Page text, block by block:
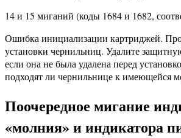
14 и 15 миганий (коды 1684 и 1682,
Ошибка инициализации картриджей.
установки чернильниц. Удалите
если она не была удалена перед
подходят ли чернильнице к имеющейся
Поочередное мигание
«молния» и индикатора